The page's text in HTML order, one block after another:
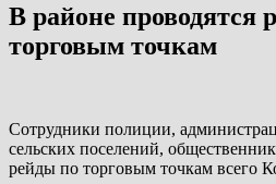
В районе проводятся
торговым точкам
Сотрудники полиции,
сельских поселений,
рейды по торговым точкам всего